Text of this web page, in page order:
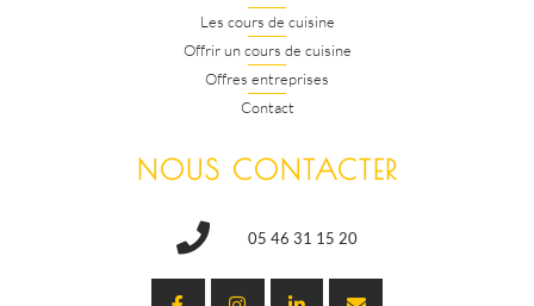
Les cours de cuisine
Offrir un cours de cuisine
Offres entreprises
Contact
NOUS CONTACTER
05 46 31 15 20